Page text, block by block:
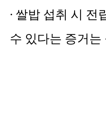
∙ 쌀밥 섭취 시
수 있다는 증거는